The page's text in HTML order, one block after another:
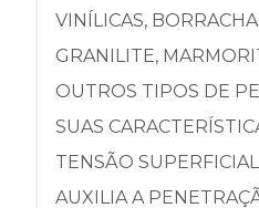
VINÍLICAS,
GRANILITE,
OUTROS TIPOS DE
SUAS
TENSÃO
AUXILIA A